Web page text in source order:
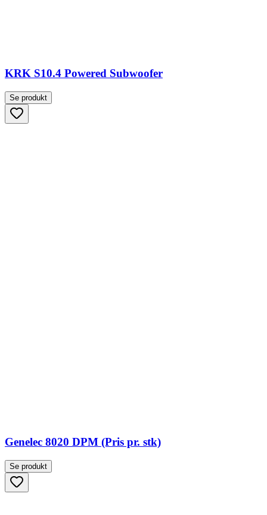
KRK S10.4 Powered Subwoofer
Se produkt
Genelec 8020 DPM (Pris pr. stk)
Se produkt